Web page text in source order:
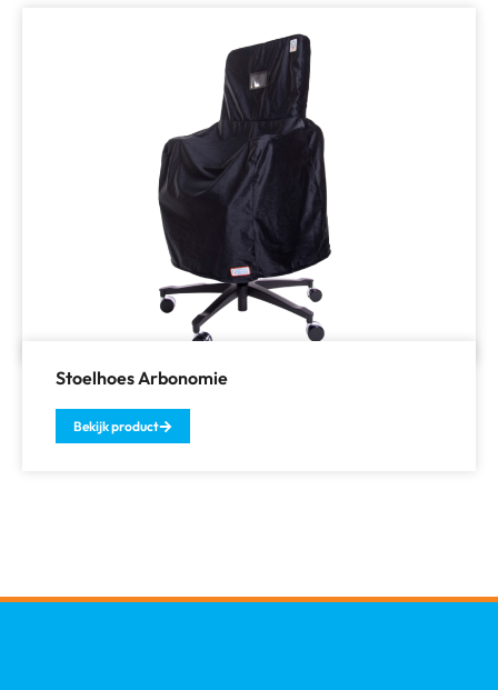
Stoelhoes Arbonomie
Bekijk product